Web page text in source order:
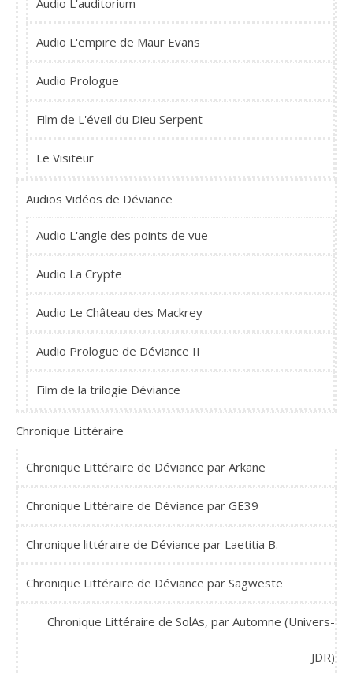
Audio L'auditorium
Audio L'empire de Maur Evans
Audio Prologue
Film de L'éveil du Dieu Serpent
Le Visiteur
Audios Vidéos de Déviance
Audio L'angle des points de vue
Audio La Crypte
Audio Le Château des Mackrey
Audio Prologue de Déviance II
Film de la trilogie Déviance
Chronique Littéraire
Chronique Littéraire de Déviance par Arkane
Chronique Littéraire de Déviance par GE39
Chronique littéraire de Déviance par Laetitia B.
Chronique Littéraire de Déviance par Sagweste
Chronique Littéraire de SolAs, par Automne (Univers-
JDR)